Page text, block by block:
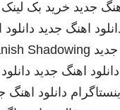
جدید خرید بک لینک
اهنگ جدید
جدید Shadowing
دانلود اهنگ جدید
دانلود اهنگ